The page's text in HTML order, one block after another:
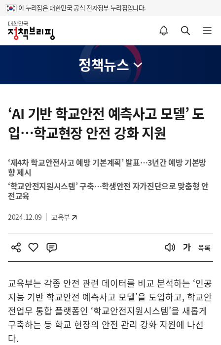
이 누리집은 대한민국 공식 전자정부 누리집입니다.
홈
알림설정 바로가기 검색 바로가기 메뉴 열기
정책뉴스
텐
영
‘AI 기반 학교안전 예측사고 모델’ 도
입…학교현장 안전 강화 지원
‘제4차 학교안전사고 예방 기본계획’ 발표…3년간 예방 기본방
향 제시
‘학교안전지원시스템’ 구축…학생안전 자가진단으로 맞춤형 안
전교육
2024.12.09 교육부
목록
교육부는 각종 안전 관련 데이터를 비교 분석하는 ‘인공
지능 기반 학교안전 예측사고 모델’을 도입하고, 학교안
전업무 통합 플랫폼인 ‘학교안전지원시스템’을 새롭게
구축하는 등 학교 현장의 안전 관리 강화 지원에 나선
다.